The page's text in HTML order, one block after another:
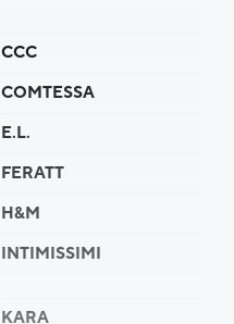
CCC
COMTESSA
E.L.
FERATT
H&M
INTIMISSIMI
KARA